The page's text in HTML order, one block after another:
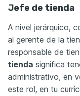
Jefe de tienda
A nivel jerárquico,
al gerente de la
responsable de
tienda significa
administrativo, en
este rol, en tu